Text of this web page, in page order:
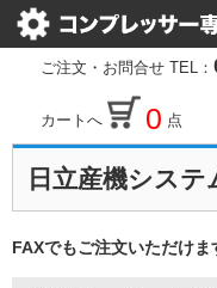
ご注文・お問合せ TEL：
カートへ 0 点
日立産機システ
FAXでもご注文いただけま